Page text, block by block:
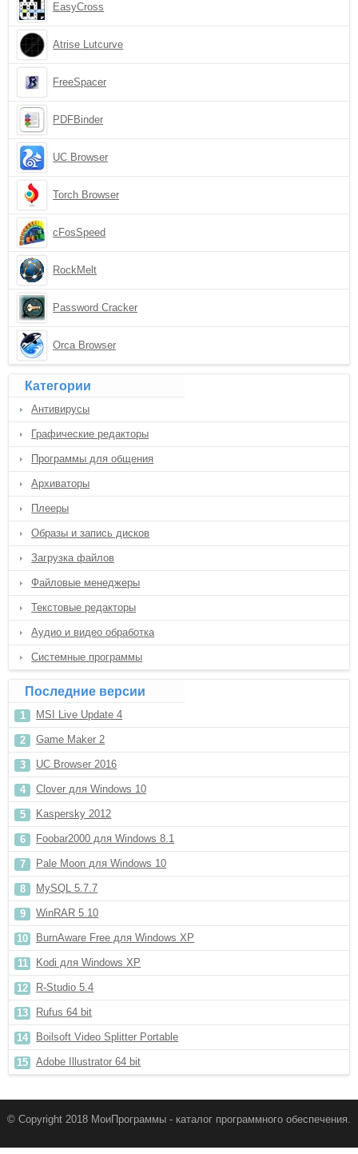
EasyCross
Atrise Lutcurve
FreeSpacer
PDFBinder
UC Browser
Torch Browser
cFosSpeed
RockMelt
Password Cracker
Orca Browser
Категории
Антивирусы
Графические редакторы
Программы для общения
Архиваторы
Плееры
Образы и запись дисков
Загрузка файлов
Файловые менеджеры
Текстовые редакторы
Аудио и видео обработка
Системные программы
Последние версии
MSI Live Update 4
Game Maker 2
UC Browser 2016
Clover для Windows 10
Kaspersky 2012
Foobar2000 для Windows 8.1
Pale Moon для Windows 10
MySQL 5.7.7
WinRAR 5.10
BurnAware Free для Windows XP
Kodi для Windows XP
R-Studio 5.4
Rufus 64 bit
Boilsoft Video Splitter Portable
Adobe Illustrator 64 bit
© Copyright 2018 МоиПрограммы - каталог программного обеспечения.